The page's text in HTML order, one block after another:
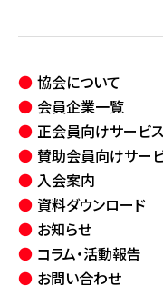
協会について
会員企業一覧
正会員向けサービ
賛助会員向けサー
入会案内
資料ダウンロード
お知らせ
コラム・活動報告
お問い合わせ